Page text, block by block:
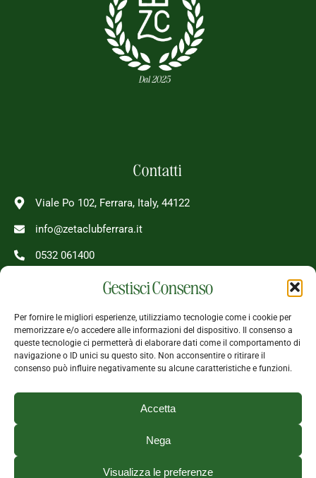
Gestisci Consenso
Per fornire le migliori esperienze, utilizziamo tecnologie come i cookie per
memorizzare e/o accedere alle informazioni del dispositivo. Il consenso a
queste tecnologie ci permetterà di elaborare dati come il comportamento di
navigazione o ID unici su questo sito. Non acconsentire o ritirare il
consenso può influire negativamente su alcune caratteristiche e funzioni.
Accetta
Nega
Visualizza le preferenze
Contatti
Viale Po 102, Ferrara, Italy, 44122
info@zetaclubferrara.it
0532 061400
08 - 24 Tutti i giorni
Seguici